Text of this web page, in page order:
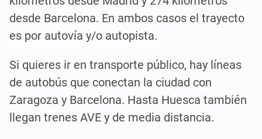
desde Barcelona. En ambos casos el trayecto
es por autovía y/o autopista.
Si quieres ir en transporte público, hay líneas
de autobús que conectan la ciudad con
Zaragoza y Barcelona. Hasta Huesca también
llegan trenes AVE y de media distancia.